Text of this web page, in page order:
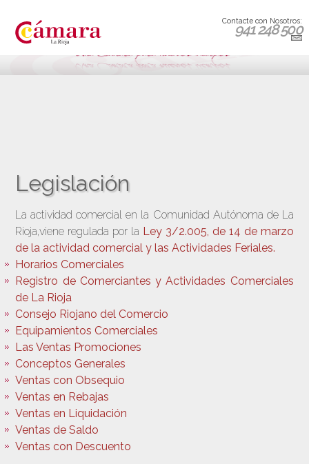
Contacte con Nosotros:
941 248 500
Legislación
La actividad comercial en la Comunidad Autónoma de La
Rioja,viene regulada por la Ley 3/2.005, de 14 de marzo
de la actividad comercial y las Actividades Feriales.
Horarios Comerciales
Registro de Comerciantes y Actividades Comerciales
de La Rioja
Consejo Riojano del Comercio
Equipamientos Comerciales
Las Ventas Promociones
Conceptos Generales
Ventas con Obsequio
Ventas en Rebajas
Ventas en Liquidación
Ventas de Saldo
Ventas con Descuento